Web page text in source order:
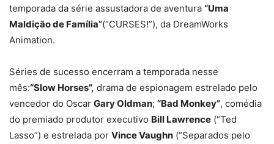
temporada da série assustadora de aventura “Uma
Maldição de Família”(“CURSES!”), da DreamWorks
Animation.
Séries de sucesso encerram a temporada nesse
mês:“Slow Horses”, drama de espionagem estrelado pelo
vencedor do Oscar Gary Oldman; “Bad Monkey”, comédia
do premiado produtor executivo Bill Lawrence (“Ted
Lasso”) e estrelada por Vince Vaughn (“Separados pelo